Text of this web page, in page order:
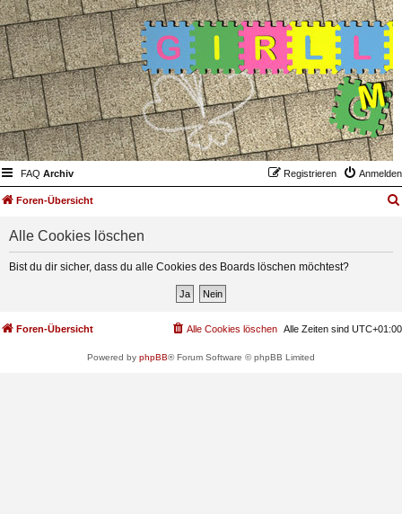
FAQ Archiv Anmelden
Registrieren
Foren-Übersicht
Alle Cookies löschen
Bist du dir sicher, dass du alle Cookies des Boards löschen möchtest?
Foren-Übersicht Alle Zeiten sind UTC+01:00
Alle Cookies löschen
Powered by phpBB® Forum Software © phpBB Limited